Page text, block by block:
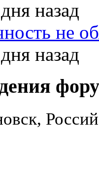
назад
не
назад